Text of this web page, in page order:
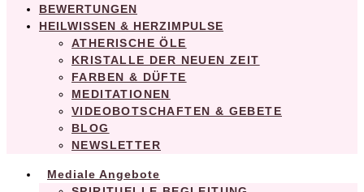
BEWERTUNGEN
HEILWISSEN & HERZIMPULSE
ATHERISCHE ÖLE
KRISTALLE DER NEUEN ZEIT
FARBEN & DÜFTE
MEDITATIONEN
VIDEOBOTSCHAFTEN & GEBETE
BLOG
NEWSLETTER
Mediale Angebote